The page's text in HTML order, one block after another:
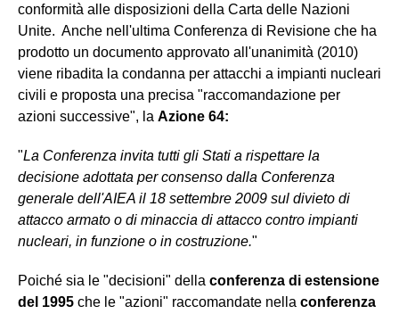
conformità alle disposizioni della Carta delle Nazioni
Unite. Anche nell'ultima Conferenza di Revisione che ha
prodotto un documento approvato all'unanimità (2010)
viene ribadita la condanna per attacchi a impianti nucleari
civili e proposta una precisa "raccomandazione per
azioni successive", la Azione 64:
"La Conferenza invita tutti gli Stati a rispettare la
decisione adottata per consenso dalla Conferenza
generale dell'AIEA il 18 settembre 2009 sul divieto di
attacco armato o di minaccia di attacco contro impianti
nucleari, in funzione o in costruzione."
Poiché sia le "decisioni" della conferenza di estensione
del 1995 che le "azioni" raccomandate nella conferenza